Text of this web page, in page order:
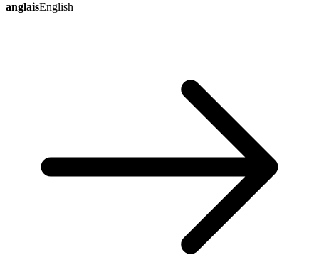
anglaisEnglish